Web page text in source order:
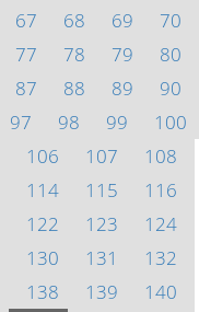
67 68 69
70
77 78 79
80
87 88 89
90
97 98 99
100
106 107
108
114 115
116
122 123
124
130 131
132
138 139
140